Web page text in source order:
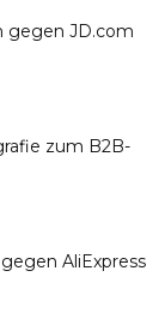
gegen JD.com
zum B2B-
AliExpress